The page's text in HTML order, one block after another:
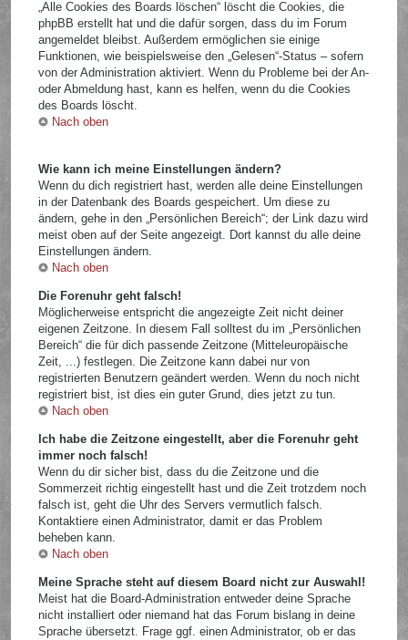
„Alle Cookies des Boards löschen“ löscht die Cookies, die
phpBB erstellt hat und die dafür sorgen, dass du im Forum
angemeldet bleibst. Außerdem ermöglichen sie einige
Funktionen, wie beispielsweise den „Gelesen“-Status – sofern
von der Administration aktiviert. Wenn du Probleme bei der An-
oder Abmeldung hast, kann es helfen, wenn du die Cookies
des Boards löscht.
Nach oben
Wie kann ich meine Einstellungen ändern?
Wenn du dich registriert hast, werden alle deine Einstellungen
in der Datenbank des Boards gespeichert. Um diese zu
ändern, gehe in den „Persönlichen Bereich“; der Link dazu wird
meist oben auf der Seite angezeigt. Dort kannst du alle deine
Einstellungen ändern.
Nach oben
Die Forenuhr geht falsch!
Möglicherweise entspricht die angezeigte Zeit nicht deiner
eigenen Zeitzone. In diesem Fall solltest du im „Persönlichen
Bereich“ die für dich passende Zeitzone (Mitteleuropäische
Zeit, ...) festlegen. Die Zeitzone kann dabei nur von
registrierten Benutzern geändert werden. Wenn du noch nicht
registriert bist, ist dies ein guter Grund, dies jetzt zu tun.
Nach oben
Ich habe die Zeitzone eingestellt, aber die Forenuhr geht
immer noch falsch!
Wenn du dir sicher bist, dass du die Zeitzone und die
Sommerzeit richtig eingestellt hast und die Zeit trotzdem noch
falsch ist, geht die Uhr des Servers vermutlich falsch.
Kontaktiere einen Administrator, damit er das Problem
beheben kann.
Nach oben
Meine Sprache steht auf diesem Board nicht zur Auswahl!
Meist hat die Board-Administration entweder deine Sprache
nicht installiert oder niemand hat das Forum bislang in deine
Sprache übersetzt. Frage ggf. einen Administrator, ob er das